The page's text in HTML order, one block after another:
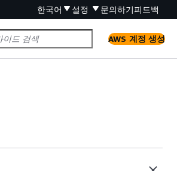
한국어 설정 문의하기피드백
AWS 계정 생성